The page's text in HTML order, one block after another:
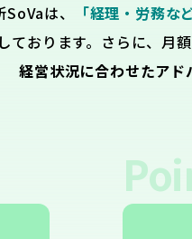
は、
「経理・労務な
ております。さらに、月
経営状況に合わせたアド